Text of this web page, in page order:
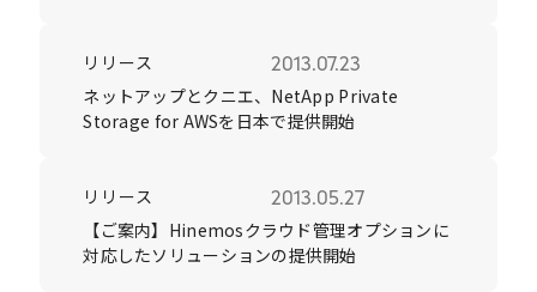
ネットアップとクニエ、NetApp Private
Storage for AWSを日本で提供開始
リリース 2013.07.23
【ご案内】Hinemosクラウド管理オプションに
対応したソリューションの提供開始
リリース 2013.05.27